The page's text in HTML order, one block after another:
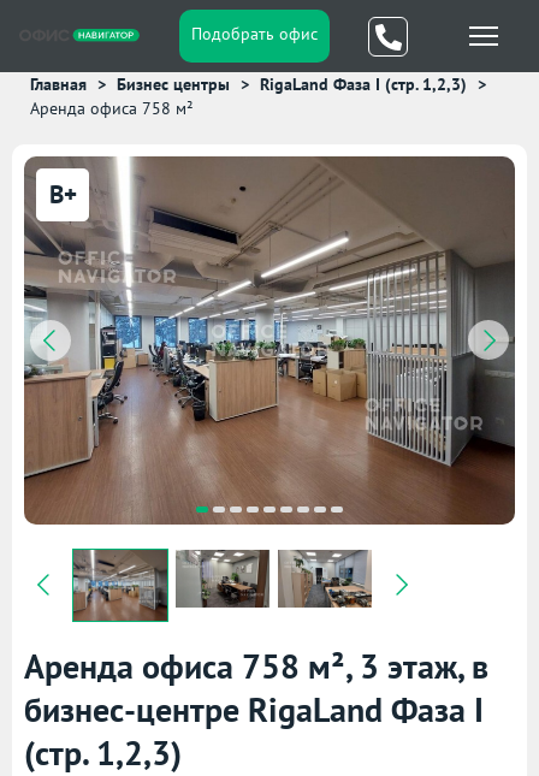
Подобрать офис
Главная Бизнес центры
RigaLand Фаза I (стр. 1,2,3)
Аренда офиса 758 м²
B+
Аренда офиса 758 м², 3 этаж, в
бизнес-центре RigaLand Фаза I
(стр. 1,2,3)